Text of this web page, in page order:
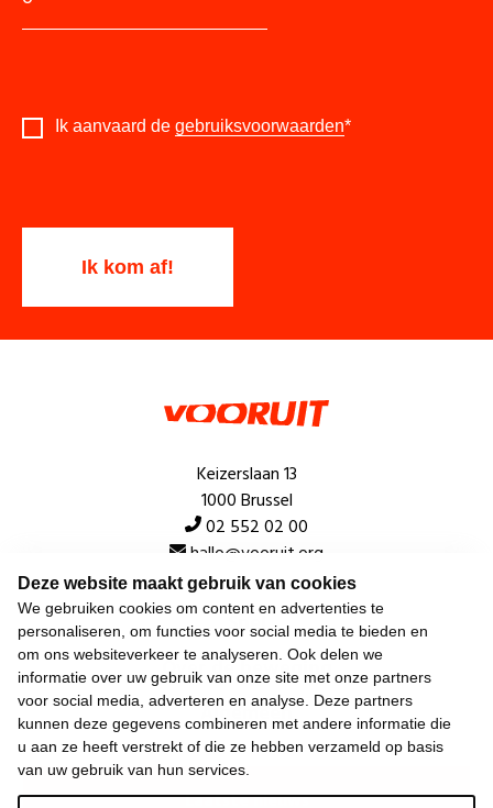
Deze website maakt gebruik van cookies
We gebruiken cookies om content en advertenties te
personaliseren, om functies voor social media te bieden en
om ons websiteverkeer te analyseren. Ook delen we
informatie over uw gebruik van onze site met onze partners
voor social media, adverteren en analyse. Deze partners
kunnen deze gegevens combineren met andere informatie die
u aan ze heeft verstrekt of die ze hebben verzameld op basis
van uw gebruik van hun services.
Ik aanvaard de gebruiksvoorwaarden*
Keizerslaan 13
1000 Brussel
02 552 02 00
hallo@vooruit.org
Snel
Over de beweging
Algemeen
Laatste nieuws